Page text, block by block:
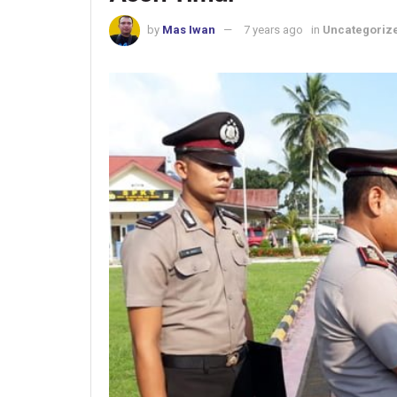
by Mas Iwan 7 years ago in